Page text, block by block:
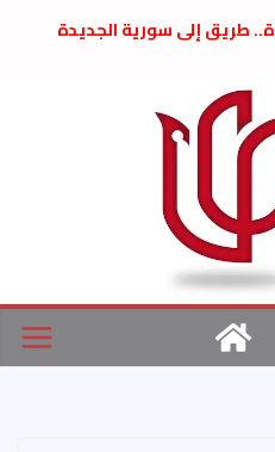
طريق إلى سورية الجديدة
الاتحاد الاشتراكي العربي
اللجنة المركزية نيسان
الإسرائيلية على نظام الملالي
من حزب الشعب الديمقراطي